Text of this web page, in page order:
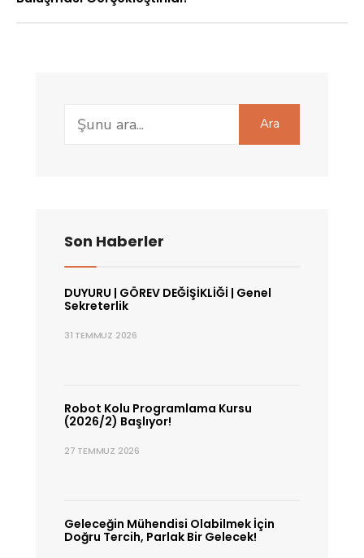
Search
for:
Ara
Son Haberler
DUYURU | GÖREV DEĞİŞİKLİĞİ | Genel
Sekreterlik
31 TEMMUZ 2026
Robot Kolu Programlama Kursu
(2026/2) Başlıyor!
27 TEMMUZ 2026
Geleceğin Mühendisi Olabilmek İçin
Doğru Tercih, Parlak Bir Gelecek!